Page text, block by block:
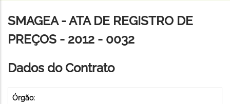
de
navegação
SMAGEA - ATA DE REGISTRO DE
PREÇOS - 2012 - 0032
Dados do Contrato
Órgão: